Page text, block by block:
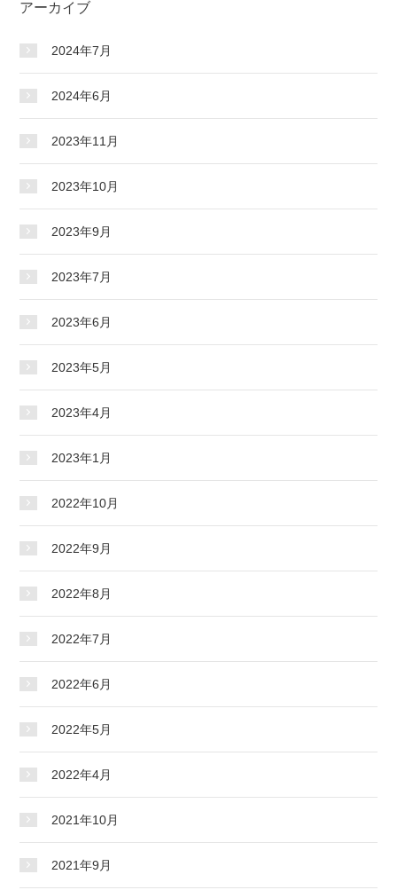
アーカイブ
2024年7月
2024年6月
2023年11月
2023年10月
2023年9月
2023年7月
2023年6月
2023年5月
2023年4月
2023年1月
2022年10月
2022年9月
2022年8月
2022年7月
2022年6月
2022年5月
2022年4月
2021年10月
2021年9月